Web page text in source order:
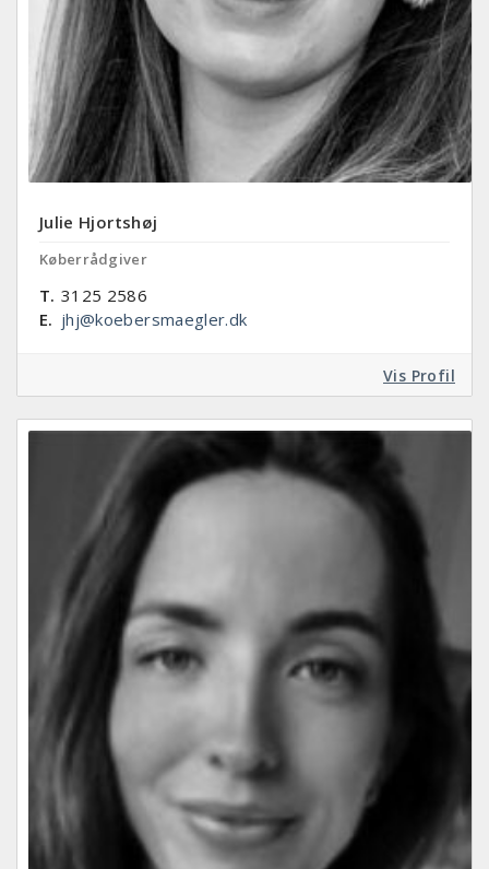
Julie Hjortshøj
Køberrådgiver
T. 3125 2586
E. jhj@koebersmaegler.dk
Vis Profil